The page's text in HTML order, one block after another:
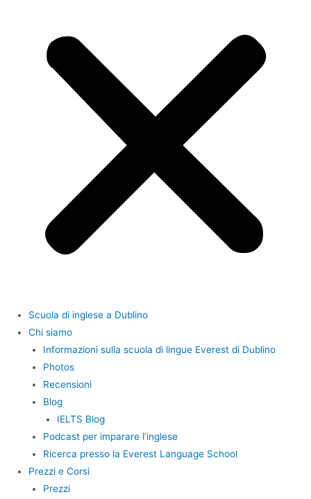
Scuola di inglese a Dublino
Chi siamo
Informazioni sulla scuola di lingue Everest di Dublino
Photos
Recensioni
Blog
IELTS Blog
Podcast per imparare l’inglese
Ricerca presso la Everest Language School
Prezzi e Corsi
Prezzi